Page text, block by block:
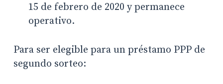
15 de febrero de 2020 y permanece
operativo.
Para ser elegible para un préstamo PPP de
segundo sorteo: